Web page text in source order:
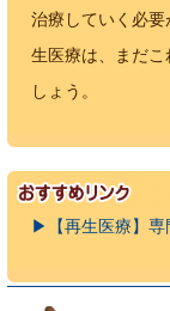
治療していく必
生医療は、まだ
しょう。
▶【再生医療】専